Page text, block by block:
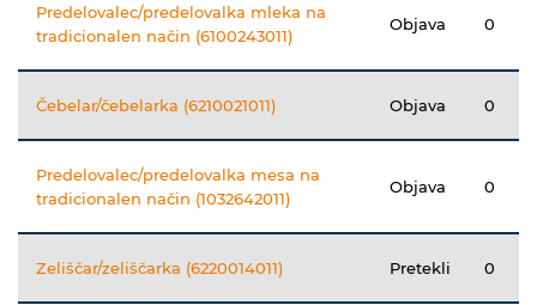
Predelovalec/predelovalka mleka na
tradicionalen način (6100243011)
Objava 0
Čebelar/čebelarka (6210021011) Objava 0
Predelovalec/predelovalka mesa na
tradicionalen način (1032642011)
Objava 0
Zeliščar/zeliščarka (6220014011) Pretekli 0